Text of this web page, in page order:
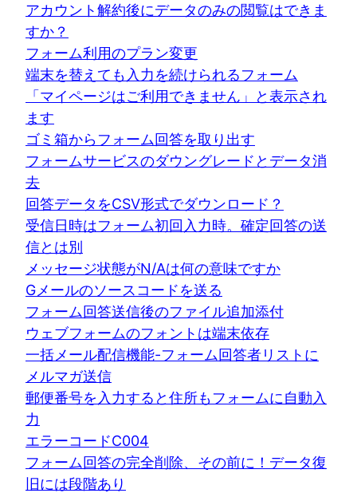
アカウント解約後にデータのみの閲覧はできま
すか？
フォーム利用のプラン変更
端末を替えても入力を続けられるフォーム
「マイページはご利用できません」と表示され
ます
ゴミ箱からフォーム回答を取り出す
フォームサービスのダウングレードとデータ消
去
回答データをCSV形式でダウンロード？
受信日時はフォーム初回入力時。確定回答の送
信とは別
メッセージ状態がN/Aは何の意味ですか
Gメールのソースコードを送る
フォーム回答送信後のファイル追加添付
ウェブフォームのフォントは端末依存
一括メール配信機能-フォーム回答者リストに
メルマガ送信
郵便番号を入力すると住所もフォームに自動入
力
エラーコードC004
フォーム回答の完全削除、その前に！データ復
旧には段階あり